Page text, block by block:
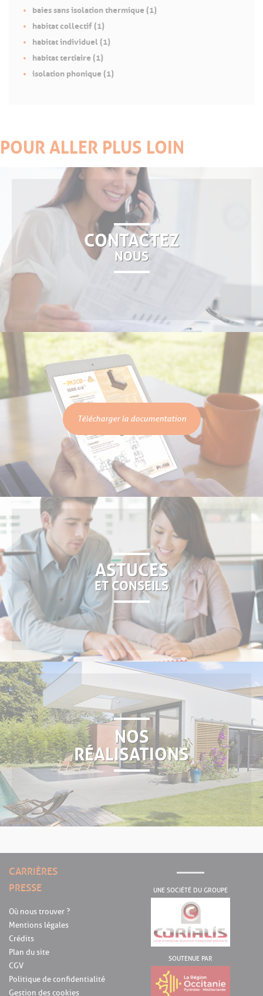
baies sans isolation thermique (1)
habitat collectif (1)
habitat individuel (1)
habitat tertiaire (1)
isolation phonique (1)
POUR ALLER PLUS LOIN
CONTACTEZ
NOUS
Télécharger la documentation
ASTUCES
ET CONSEILS
NOS
RÉALISATIONS
CARRIÈRES
PRESSE
Où nous trouver ?
Mentions légales
Crédits
Plan du site
CGV
Politique de confidentialité
Gestion des cookies
UNE SOCIÉTÉ DU GROUPE
SOUTENUE PAR